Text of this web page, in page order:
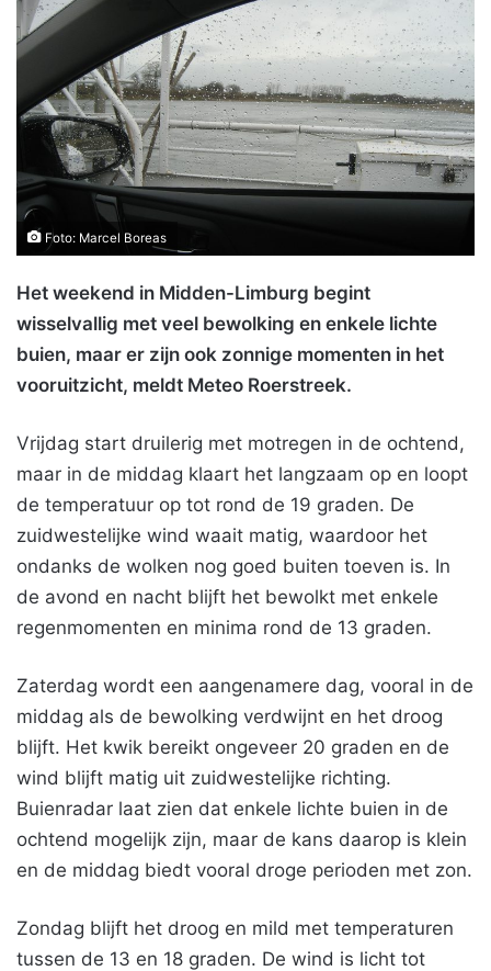
Foto: Marcel Boreas
Het weekend in Midden-Limburg begint
wisselvallig met veel bewolking en enkele lichte
buien, maar er zijn ook zonnige momenten in het
vooruitzicht, meldt Meteo Roerstreek.
Vrijdag start druilerig met motregen in de ochtend,
maar in de middag klaart het langzaam op en loopt
de temperatuur op tot rond de 19 graden. De
zuidwestelijke wind waait matig, waardoor het
ondanks de wolken nog goed buiten toeven is. In
de avond en nacht blijft het bewolkt met enkele
regenmomenten en minima rond de 13 graden.
Zaterdag wordt een aangenamere dag, vooral in de
middag als de bewolking verdwijnt en het droog
blijft. Het kwik bereikt ongeveer 20 graden en de
wind blijft matig uit zuidwestelijke richting.
Buienradar laat zien dat enkele lichte buien in de
ochtend mogelijk zijn, maar de kans daarop is klein
en de middag biedt vooral droge perioden met zon.
Zondag blijft het droog en mild met temperaturen
tussen de 13 en 18 graden. De wind is licht tot